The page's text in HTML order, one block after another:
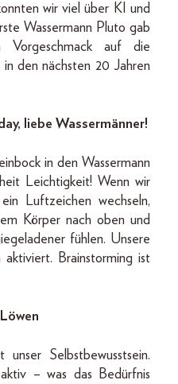
wir viel über KI und
Wassermann Pluto gab
auf die
in den nächsten 20 Jahren
liebe Wassermänner!
in den Wassermann
Leichtigkeit! Wenn wir
Luftzeichen wechseln,
Körper nach oben und
fühlen. Unsere
Brainstorming ist
Selbstbewusstsein.
– was das Bedürfnis